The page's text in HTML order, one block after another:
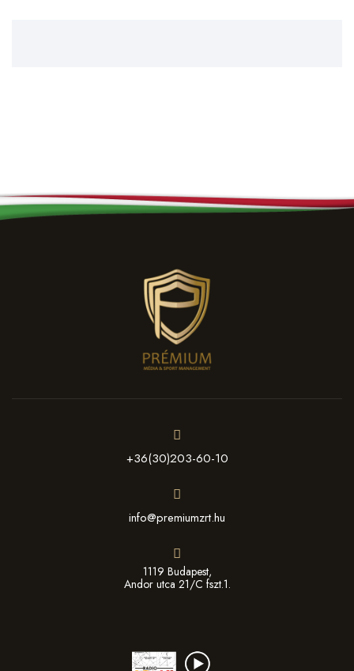
+36(30)203-60-10
info@premiumzrt.hu
1119 Budapest,
Andor utca 21/C fszt.1.